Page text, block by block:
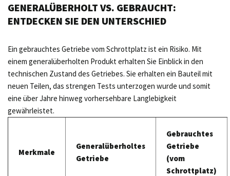
GENERALÜBERHOLT VS. GEBRAUCHT:
ENTDECKEN SIE DEN UNTERSCHIED
Ein gebrauchtes Getriebe vom Schrottplatz ist ein Risiko. Mit
einem generalüberholten Produkt erhalten Sie Einblick in den
technischen Zustand des Getriebes. Sie erhalten ein Bauteil mit
neuen Teilen, das strengen Tests unterzogen wurde und somit
eine über Jahre hinweg vorhersehbare Langlebigkeit
gewährleistet.
Merkmale
Generalüberholtes
Getriebe
Gebrauchtes
Getriebe
(vom
Schrottplatz)